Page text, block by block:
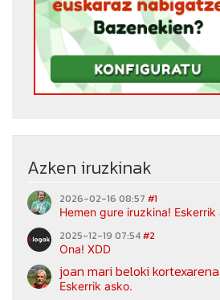
Azken iruzkinak
2026-02-16 08:57 #1
Hemen gure iruzkina! Eskerrik
2025-12-19 07:54#2
Ona! XDD
joan mari beloki kortexarena
Eskerrik asko.